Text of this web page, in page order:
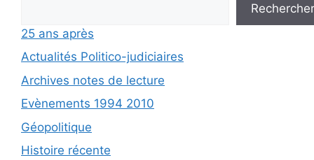
Rechercher
25 ans après
Actualités Politico-judiciaires
Archives notes de lecture
Evènements 1994 2010
Géopolitique
Histoire récente